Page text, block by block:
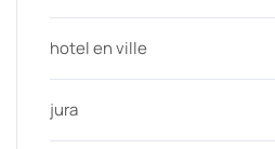
hotel en ville
jura